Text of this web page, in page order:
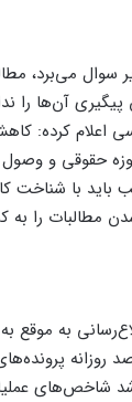
می‌برد،
پیگیری آن‌ها را
اعلام کرده:
حقوقی و
با شناخت
مطالبات را به
به
شاخص‌های